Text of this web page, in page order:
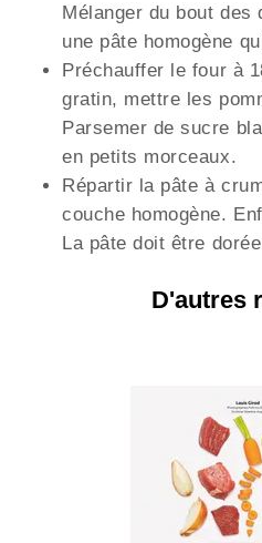
Mélanger du bout des
une pâte homogène
Préchauffer le four à
gratin, mettre les
Parsemer de sucre
en petits morceaux.
Répartir la pâte à
couche homogène.
La pâte doit être
D'autres